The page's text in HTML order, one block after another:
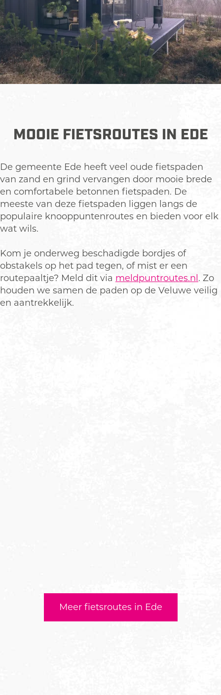
vakantieparken.
d
e
n
?
MOOIE FIETSROUTES IN EDE
De gemeente Ede heeft veel oude fietspaden
van zand en grind vervangen door mooie brede
en comfortabele betonnen fietspaden. De
meeste van deze fietspaden liggen langs de
populaire knooppuntenroutes en bieden voor elk
wat wils.
Kom je onderweg beschadigde bordjes of
obstakels op het pad tegen, of mist er een
routepaaltje? Meld dit via meldpuntroutes.nl . Zo
houden we samen de paden op de Veluwe veilig
en aantrekkelijk.
Meer fietsroutes in Ede